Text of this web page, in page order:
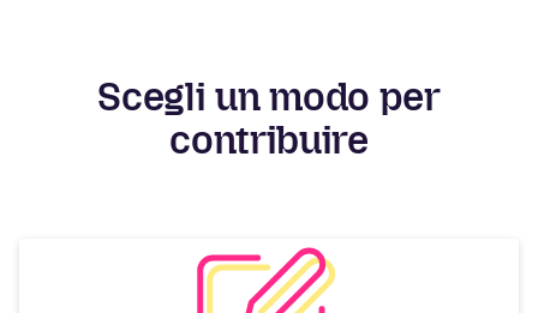
Scegli un modo per
contribuire